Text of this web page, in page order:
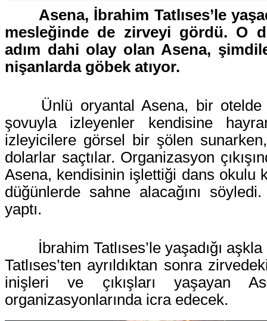
Asena, İbrahim Tatlıses’le
mesleğinde de zirveyi gördü. O
adım dahi olay olan Asena,
nişanlarda göbek atıyor.
Ünlü oryantal Asena, bir otelde
şovuyla izleyenler kendisine
izleyicilere görsel bir şölen
dolarlar saçtılar. Organizasyon
Asena, kendisinin işlettiği dans okulu
düğünlerde sahne alacağını
yaptı.
İbrahim Tatlıses’le yaşadığı
Tatlıses’ten ayrıldıktan sonra
inişleri ve çıkışları yaşayan
organizasyonlarında icra edecek.